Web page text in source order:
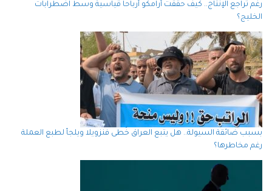
رغم تراجع الإنتاج.. كيف حققت أرامكو أرباحا قياسية وسط اضطرابات
الخليج؟
بسبب ضائقة السيولة.. هل يتبع العراق خُطى فنزويلا ويلجأ لطبع العملة
رغم مخاطرها؟